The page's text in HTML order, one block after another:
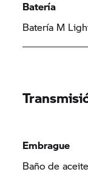
Batería
Batería M
Embrague
Baño de